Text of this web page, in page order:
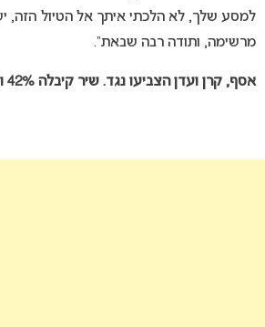
למסע שלך, לא הלכתי איתך אל הטיול הזה,
מרשימה, ותודה רבה שבאת”.
אסף, קרן ועדן הצביעו נגד. שיר קיבלה 42% ולא עוברת לשלב הבא.